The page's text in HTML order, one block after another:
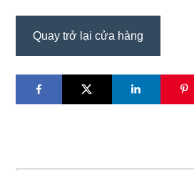
Quay trở lại cửa hàng